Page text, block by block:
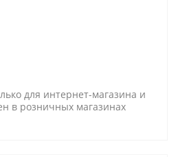
для интернет-магазина и
в розничных магазинах